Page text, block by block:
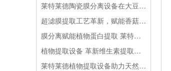
莱特莱德陶瓷膜分离设备在大豆卵磷脂提取中的应用
超滤膜提取工艺革新，赋能香菇多糖绿色高效生产
膜分离赋能植物蛋白提取 莱特莱德设备助力食品工业绿色升级
植物提取设备 革新维生素提取生产工艺
莱特莱德植物提取设备助力天然植物色素产业绿色升级